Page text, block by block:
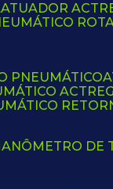
ATUADOR
PNEUMÁTICO
ACTREG
MANÔMETRO